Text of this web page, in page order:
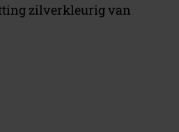
zilverkleurig van